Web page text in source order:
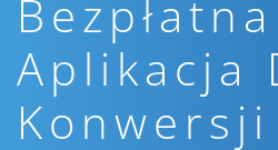
Bezpłatna
Aplikacja